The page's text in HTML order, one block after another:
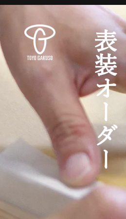
表装オーダー